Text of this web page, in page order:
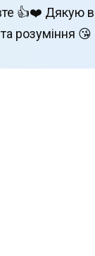
👍❤️ Дякую
розуміння 😘